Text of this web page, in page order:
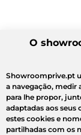
O
Showroomprive.pt
a navegação, medir
para lhe propor,
adaptadas aos seus
estes cookies e
partilhadas com os